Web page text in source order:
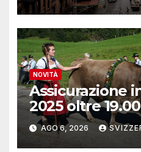
NOVITÀ
Assicurazione
2025 oltre
reinserite nel
lavoro
AGO 6, 2026